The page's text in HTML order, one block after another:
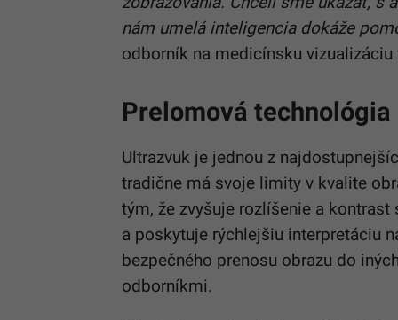
nám umelá inteligencia dokáže
odborník na medicínsku
Prelomová technológia
Ultrazvuk je jednou z
tradične má svoje limity v kvalite
tým, že zvyšuje rozlíšenie a
a poskytuje rýchlejšiu interpretáciu
bezpečného prenosu obrazu do
odborníkmi.